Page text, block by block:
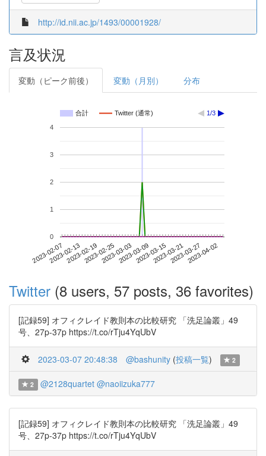
http://id.nii.ac.jp/1493/00001928/
言及状況
変動（ピーク前後） 変動（月別） 分布
合計 Twitter (通常) 1/3
2023-02-072023-02-132023-02-192023-02-252023-03-032023-03-092023-03-152023-03-212023-03-272023-04-02
0
1
2
3
4
Twitter (8 users, 57 posts, 36 favorites)
[記録59] オフィクレイド教則本の比較研究 「洗足論叢」49
号、27p-37p https://t.co/rTju4YqUbV
2023-03-07 20:48:38 @bashunity (投稿一覧) 2
2 @2128quartet @naoiizuka777
[記録59] オフィクレイド教則本の比較研究 「洗足論叢」49
号、27p-37p https://t.co/rTju4YqUbV